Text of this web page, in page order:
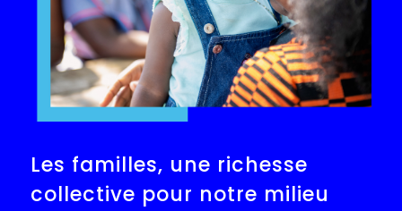
Les familles, une richesse
collective pour notre milieu